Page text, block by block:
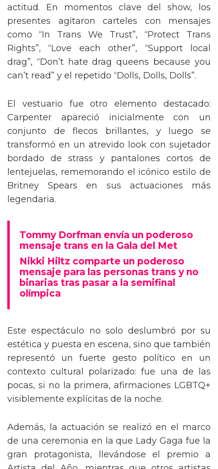
actitud. En momentos clave del show, los
presentes agitaron carteles con mensajes
como “In Trans We Trust”, “Protect Trans
Rights”, “Love each other”, “Support local
drag”, “Don’t hate drag queens because you
can’t read” y el repetido “Dolls, Dolls, Dolls”.
El vestuario fue otro elemento destacado:
Carpenter apareció inicialmente con un
conjunto de flecos brillantes, y luego se
transformó en un atrevido look con sujetador
bordado de strass y pantalones cortos de
lentejuelas, rememorando el icónico estilo de
Britney Spears en sus actuaciones más
legendaria.
Tommy Dorfman envía un poderoso
mensaje trans en la Gala del Met
Nikki Hiltz comparte un poderoso
mensaje para las personas trans y no
binarias tras pasar a la semifinal
olímpica
Este espectáculo no solo deslumbró por su
estética y puesta en escena, sino que también
representó un fuerte gesto político en un
contexto cultural polarizado: fue una de las
pocas, si no la primera, afirmaciones LGBTQ+
visiblemente explícitas de la noche.
Además, la actuación se realizó en el marco
de una ceremonia en la que Lady Gaga fue la
gran protagonista, llevándose el premio a